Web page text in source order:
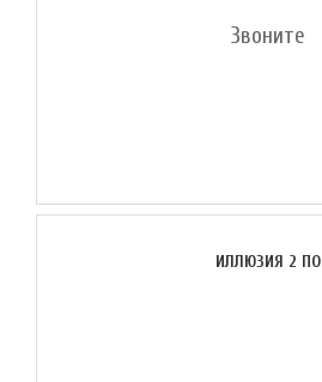
Звоните
ИЛЛЮЗИЯ 2 ПО